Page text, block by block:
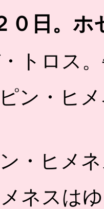
０日。
トロス
メネス
・ヒメ
ネスは